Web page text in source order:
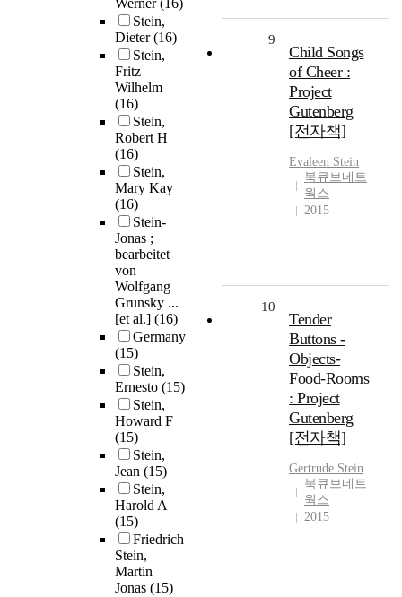
Werner(16)
Stein,
Dieter(16)
Stein,
Fritz
Wilhelm
(16)
Stein,
Robert H
(16)
Stein,
Mary Kay
(16)
Stein-
Jonas ;
bearbeitet
von
Wolfgang
Grunsky ...
[et al.] (16)
Germany
(15)
Stein,
Ernesto (15)
Stein,
Howard F
(15)
Stein,
Jean (15)
Stein,
Harold A
(15)
Friedrich
Stein,
Martin
Jonas (15)
9
Child Songs
of Cheer :
Project
Gutenberg
[전자책]
Evaleen Stein
북큐브네트
웍스
2015
10
Tender
Buttons -
Objects-
Food-Rooms
: Project
Gutenberg
[전자책]
Gertrude Stein
북큐브네트
웍스
2015